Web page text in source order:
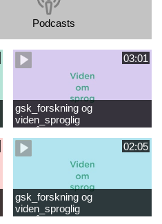
Podcasts
03:01
gsk_forskning og
viden_sproglig
første læsning 6-8 år.mp402:05
gsk_forskning og
viden_sproglig
forståelse_Snak med dit barn